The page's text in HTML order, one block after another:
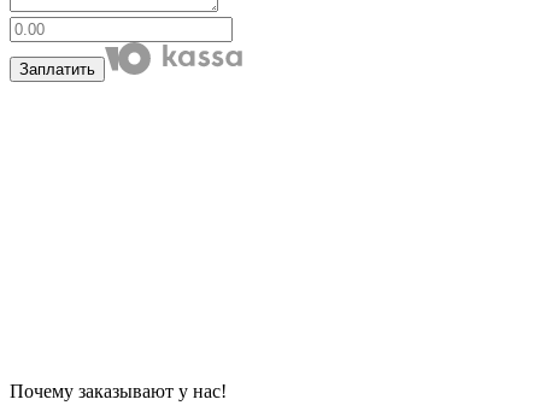
Заплатить
Почему заказывают у нас!